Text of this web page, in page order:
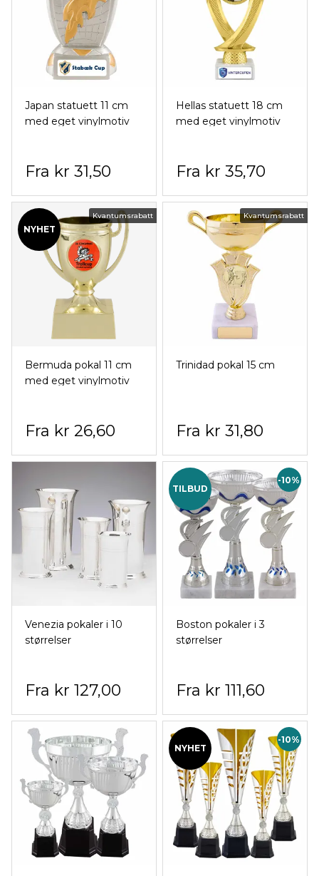
Japan statuett 11 cm
med eget vinylmotiv
kr 31,50
Hellas statuett 18 cm
med eget vinylmotiv
kr 35,70
NYHET
Kvantumsrabatt
Bermuda pokal 11 cm
med eget vinylmotiv
kr 26,60
Kvantumsrabatt
Trinidad pokal 15 cm
kr 31,80
Venezia pokaler i 10
størrelser
kr 127,00
TILBUD
Boston pokaler i 3
størrelser
-10%
kr 111,60
NYHET
-10%